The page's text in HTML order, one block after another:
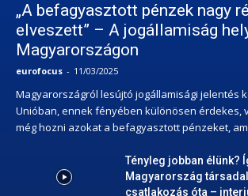
„A befagyasztott pénzek nagy
elveszett” – A jogállamiság
Magyarországon
eurofocus - 11/03/2025
Magyarországról lesújtó jogállamisági jelentés
Unióban, ennek fényében különösen érdekes,
még hozni azokat a befagyasztott pénzeket,
Tényleg jobban élünk?
Magyarország
csatlakozás óta –